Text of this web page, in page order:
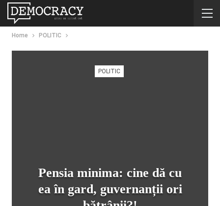
Home POLITIC
POLITIC
Pensia minima: cine dă cu
ea în gard, guvernanții ori